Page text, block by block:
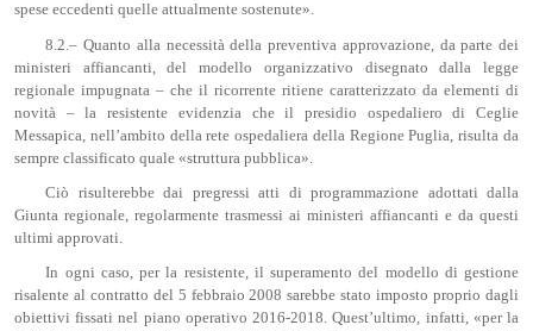
spese eccedenti quelle attualmente sostenute».
8.2.– Quanto alla necessità della preventiva approvazione, da parte dei
ministeri affiancanti, del modello organizzativo disegnato dalla legge
regionale impugnata – che il ricorrente ritiene caratterizzato da elementi di
novità – la resistente evidenzia che il presidio ospedaliero di Ceglie
Messapica, nell’ambito della rete ospedaliera della Regione Puglia, risulta da
sempre classificato quale «struttura pubblica».
Ciò risulterebbe dai pregressi atti di programmazione adottati dalla
Giunta regionale, regolarmente trasmessi ai ministeri affiancanti e da questi
ultimi approvati.
In ogni caso, per la resistente, il superamento del modello di gestione
risalente al contratto del 5 febbraio 2008 sarebbe stato imposto proprio dagli
obiettivi fissati nel piano operativo 2016-2018. Quest’ultimo, infatti, «per la